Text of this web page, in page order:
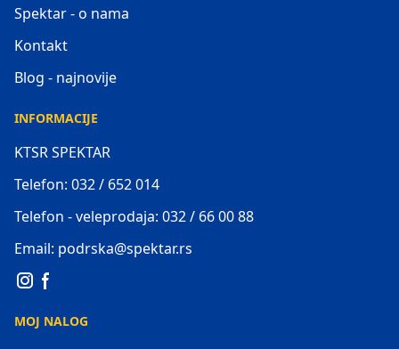
Spektar - o nama
Kontakt
Blog - najnovije
INFORMACIJE
KTSR SPEKTAR
Telefon: 032 / 652 014
Telefon - veleprodaja: 032 / 66 00 88
Email: podrska@spektar.rs
MOJ NALOG